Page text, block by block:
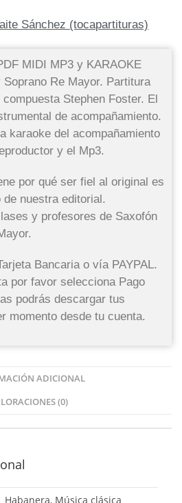
Sánchez (tocapartituras)
MIDI MP3 y KARAOKE
Soprano Re Mayor. Partitura
Stephen Foster. El
de acompañamiento.
karaoke del acompañamiento
y el Mp3.
por qué ser fiel al original es
nuestra editorial.
y profesores de Saxofón
Bancaria o vía PAYPAL.
por favor selecciona Pago
podrás descargar tus
momento desde tu cuenta.
ADICIONAL
(0)
Habanera, Música clásica